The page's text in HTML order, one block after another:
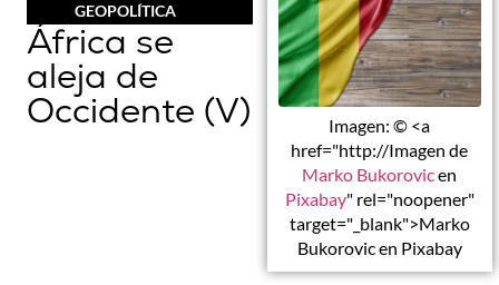
GEOPOLÍTICA
África se
aleja de
Occidente (V)
Imagen: © <a
href="http://Imagen de
Marko Bukorovicen
Pixabay" rel="noopener"
target="_blank">Marko
Bukorovic en Pixabay